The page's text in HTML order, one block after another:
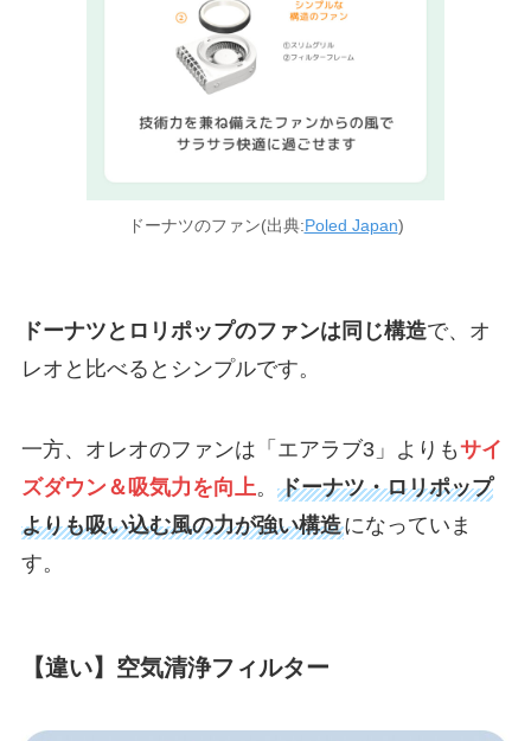
ドーナツのファン(出典:Poled Japan)
ドーナツとロリポップのファンは同じ構造で、オ
レオと比べるとシンプルです。
一方、オレオのファンは「エアラブ3」よりもサイ
ズダウン＆吸気力を向上。 ドーナツ・ロリポップ
よりも吸い込む風の力が強い構造になっていま
す。
【違い】空気清浄フィルター